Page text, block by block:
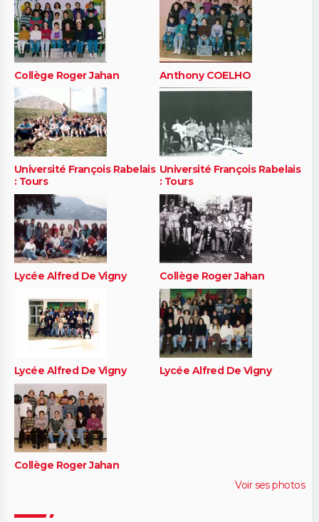
Collège Roger Jahan Anthony COELHO
Université François Rabelais
: Tours
Université François Rabelais
: Tours
Lycée Alfred De Vigny Collège Roger Jahan
Lycée Alfred De Vigny Lycée Alfred De Vigny
Collège Roger Jahan
Voir ses photos